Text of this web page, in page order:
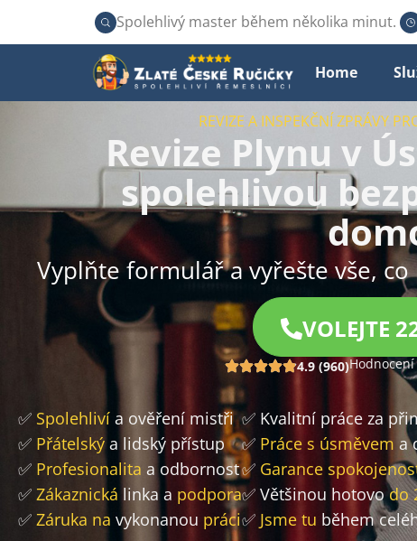
Spolehlivý master během několika minut.
Home
REVIZE A INSPEKČNÍ ZPRÁVY
Revize Plynu v
spolehlivou
Vyplňte formulář a vyřešte vše,
VOLEJTE
4.9 (960)
✅ Spolehliví a ověření mistři
✅ Přátelský a lidský přístup
✅ Profesionalita a odbornost
✅ Zákaznická linka a podpora
✅ Záruka na vykonanou práci
✅ Kvalitní práce za
✅ Práce s úsměvem a
✅ Garance
✅ Většinou hotovodo
✅ Jsme tu během